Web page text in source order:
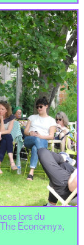
lors du
Economy »,